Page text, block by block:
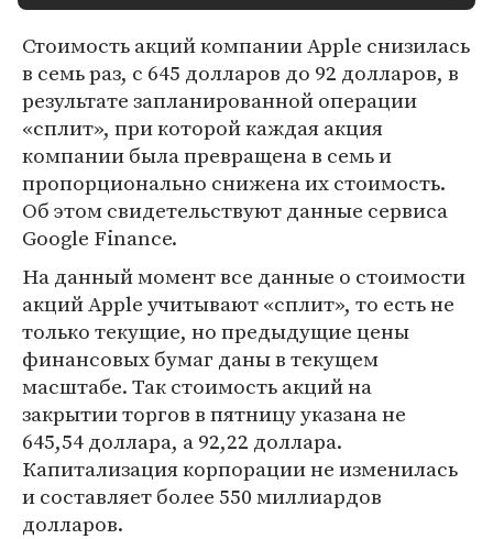
Стоимость акций компании Apple снизилась
в семь раз, с 645 долларов до 92 долларов, в
результате запланированной операции
«сплит», при которой каждая акция
компании была превращена в семь и
пропорционально снижена их стоимость.
Об этом свидетельствуют данные сервиса
Google Finance.
На данный момент все данные о стоимости
акций Apple учитывают «сплит», то есть не
только текущие, но предыдущие цены
финансовых бумаг даны в текущем
масштабе. Так стоимость акций на
закрытии торгов в пятницу указана не
645,54 доллара, а 92,22 доллара.
Капитализация корпорации не изменилась
и составляет более 550 миллиардов
долларов.